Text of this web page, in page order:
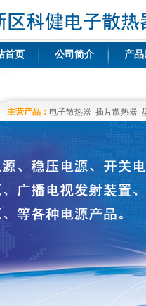
首页 公司简介 产品
主营产品： 电子散热器 插片散热器